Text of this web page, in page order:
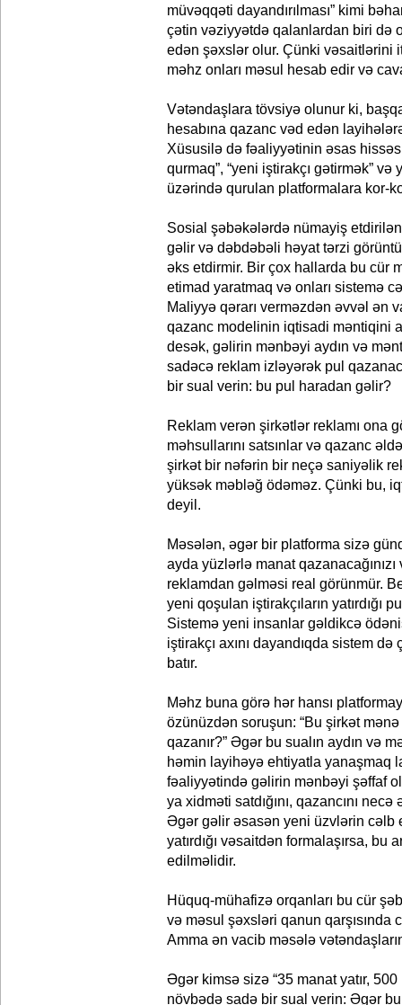
müvəqqəti dayandırılması” kimi
çətin vəziyyətdə qalanlardan biri də
edən şəxslər olur. Çünki vəsaitlərini
məhz onları məsul hesab edir və
Vətəndaşlara tövsiyə olunur ki,
hesabına qazanc vəd edən
Xüsusilə də fəaliyyətinin əsas
qurmaq”, “yeni iştirakçı gətirmək”
üzərində qurulan platformalara kor-
Sosial şəbəkələrdə nümayiş
gəlir və dəbdəbəli həyat tərzi
əks etdirmir. Bir çox hallarda bu cür
etimad yaratmaq və onları sistemə
Maliyyə qərarı verməzdən əvvəl ən
qazanc modelinin iqtisadi məntiqini
desək, gəlirin mənbəyi aydın və
sadəcə reklam izləyərək pul
bir sual verin: bu pul haradan gəlir?
Reklam verən şirkətlər reklamı ona
məhsullarını satsınlar və qazanc
şirkət bir nəfərin bir neçə saniyəlik
yüksək məbləğ ödəməz. Çünki bu,
deyil.
Məsələn, əgər bir platforma sizə
ayda yüzlərlə manat
reklamdan gəlməsi real görünmür.
yeni qoşulan iştirakçıların yatırdığı
Sistemə yeni insanlar gəldikcə
iştirakçı axını dayandıqda sistem
batır.
Məhz buna görə hər hansı
özünüzdən soruşun: “Bu şirkət
qazanır?” Əgər bu sualın aydın və
həmin layihəyə ehtiyatla yanaşmaq
fəaliyyətində gəlirin mənbəyi şəffaf
ya xidməti satdığını, qazancını
Əgər gəlir əsasən yeni üzvlərin cəlb
yatırdığı vəsaitdən formalaşırsa, bu
edilməlidir.
Hüquq-mühafizə orqanları bu cür
və məsul şəxsləri qanun qarşısında
Amma ən vacib məsələ
Əgər kimsə sizə “35 manat yatır,
növbədə sadə bir sual verin: Əgər